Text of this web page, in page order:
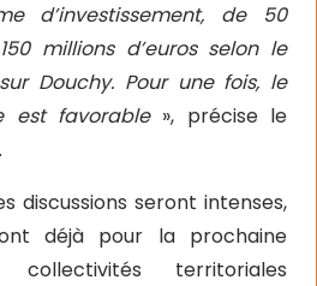
d’investissement, de 50
millions d’euros selon le
Douchy. Pour une fois, le
est favorable», précise le
discussions seront intenses,
déjà pour la prochaine
territoriales